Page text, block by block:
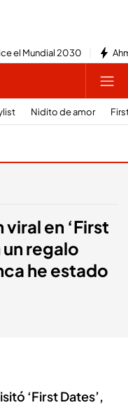
el Mundial 2030
Nidito de amor
en ‘First
regalo
he estado
‘First Dates’,